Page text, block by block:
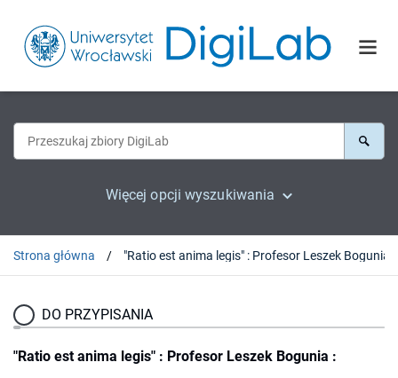
Więcej opcji wyszukiwania
Strona główna
DO PRZYPISANIA
"Ratio est anima legis" : Profesor Leszek Bogunia :